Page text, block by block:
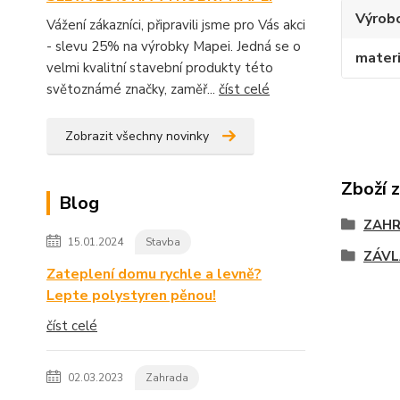
Vážení zákazníci, připravili jsme pro Vás akci
- slevu 25% na výrobky Mapei. Jedná se o
velmi kvalitní stavební produkty této
světoznámé značky, zaměř... číst celé
Zobrazit všechny novinky
Blog
15.01.2024 Stavba
Zateplení domu rychle a levně?
Lepte polystyren pěnou!
číst celé
02.03.2023 Zahrada
Zboží